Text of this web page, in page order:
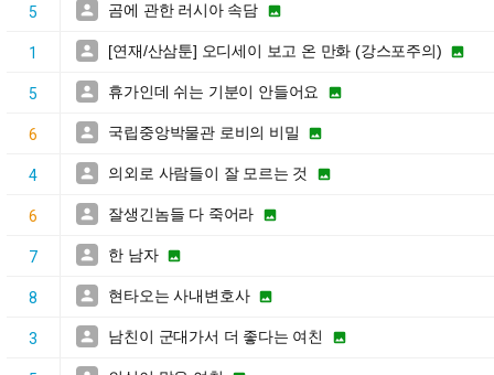
5  곰에 관한 러시아 속담 
1  [연재/산삼툰] 오디세이 보고 온 만화 (강스포주의) 
5  휴가인데 쉬는 기분이 안들어요 
6  국립중앙박물관 로비의 비밀 
4  의외로 사람들이 잘 모르는 것 
6  잘생긴놈들 다 죽어라 
7  한 남자 
8  현타오는 사내변호사 
3  남친이 군대가서 더 좋다는 여친 